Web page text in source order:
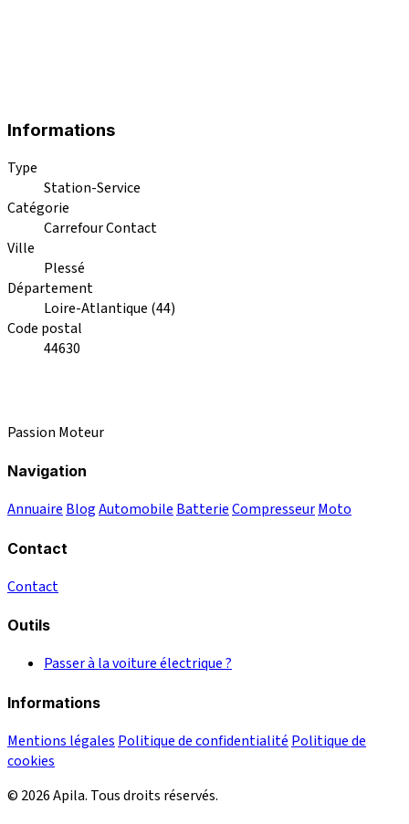
Informations
Type
Station-Service
Catégorie
Carrefour Contact
Ville
Plessé
Département
Loire-Atlantique (44)
Code postal
44630
Passion Moteur
Navigation
Annuaire BlogAutomobile BatterieCompresseurMoto
Contact
Contact
Outils
Passer à la voiture électrique ?
Informations
Mentions légales Politique de confidentialité Politique de
cookies
© 2026 Apila. Tous droits réservés.